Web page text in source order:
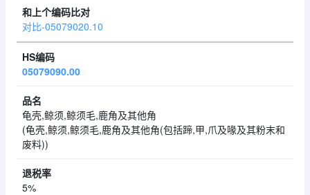
对比-05079020.10
05079090.00
龟壳,鲸须,鲸须毛,鹿角及其他角
(龟壳,鲸须,鲸须毛,鹿角及其他角(包括蹄,甲,爪及喙及其粉末和
废料))
5%